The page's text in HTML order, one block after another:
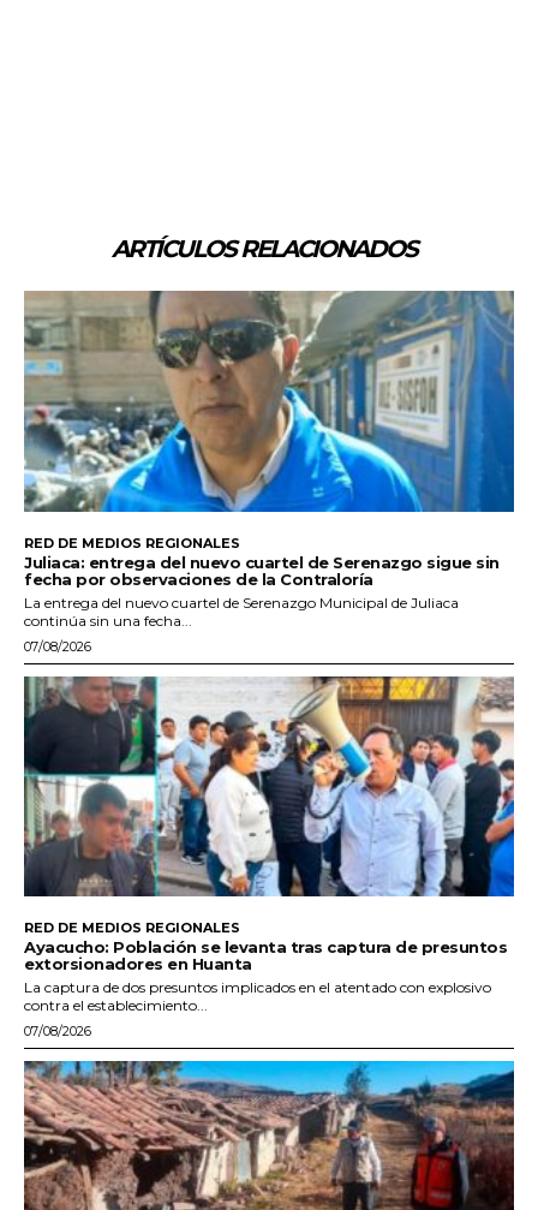
ARTÍCULOS RELACIONADOS
RED DE MEDIOS REGIONALES
Juliaca: entrega del nuevo cuartel de Serenazgo sigue sin
fecha por observaciones de la Contraloría
La entrega del nuevo cuartel de Serenazgo Municipal de Juliaca
continúa sin una fecha...
07/08/2026
RED DE MEDIOS REGIONALES
Ayacucho: Población se levanta tras captura de presuntos
extorsionadores en Huanta
La captura de dos presuntos implicados en el atentado con explosivo
contra el establecimiento...
07/08/2026